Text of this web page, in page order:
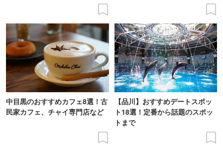
中目黒のおすすめカフェ8選！古
民家カフェ、チャイ専門店など
【品川】おすすめデートスポッ
ト18選！定番から話題のスポッ
トまで